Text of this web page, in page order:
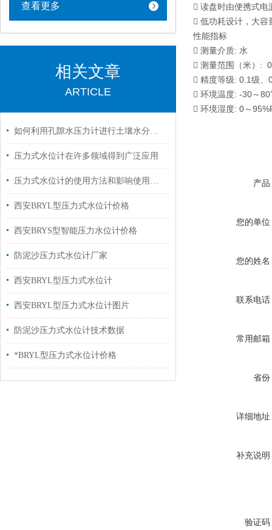
查看更多
相关文章
ARTICLE
如何利用孔隙水压力计进行土壤水分分析？
压力式水位计在许多领域得到广泛应用
压力式水位计的使用方法和影响使用寿命短长短的因素
西安BRYL型压力式水位计价格
西安BRYS型智能压力水位计价格
防泥沙压力式水位计厂家
西安BRYL型压力式水位计
西安BRYL型压力式水位计图片
防泥沙压力式水位计技术数据
*BRYL型压力式水位计价格
 读盘时由便携式电
 低功耗设计，大容
性能指标
 测量介质: 水
 测量范围（米）:
 精度等级: 0.1级、
 环境温度: -30～
 环境湿度: 0～
产品
您的单位
您的姓名
联系电话
常用邮箱
省份
详细地址
补充说明
验证码